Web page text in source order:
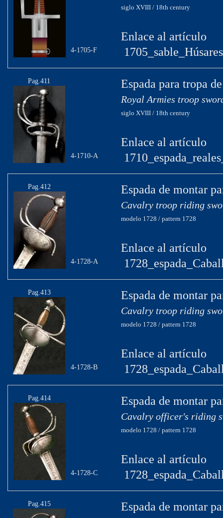
4-1705-F
siglo XVIII / 18th century
Enlace al artículo
Pag.411
4-1710-A
Espada para tropa
Royal Armies troop
siglo XVIII / 18th century
Enlace al artículo
Pag.412
4-1728-A
Espada de montar
Cavalry troop riding
modelo 1728 / pattern 1728
Enlace al artículo
Pag.413
4-1728-B
Espada de montar
Cavalry troop riding
modelo 1728 / pattern 1728
Enlace al artículo
Pag.414
4-1728-C
Espada de montar
Cavalry officer's riding
modelo 1728 / pattern 1728
Enlace al artículo
Pag.415 Espada de montar